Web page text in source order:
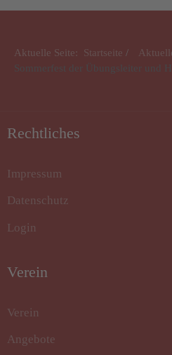
Aktuelle Seite: Startseite
Sommerfest der Übungsleiter und
Rechtliches
Impressum
Datenschutz
Login
Verein
Verein
Angebote